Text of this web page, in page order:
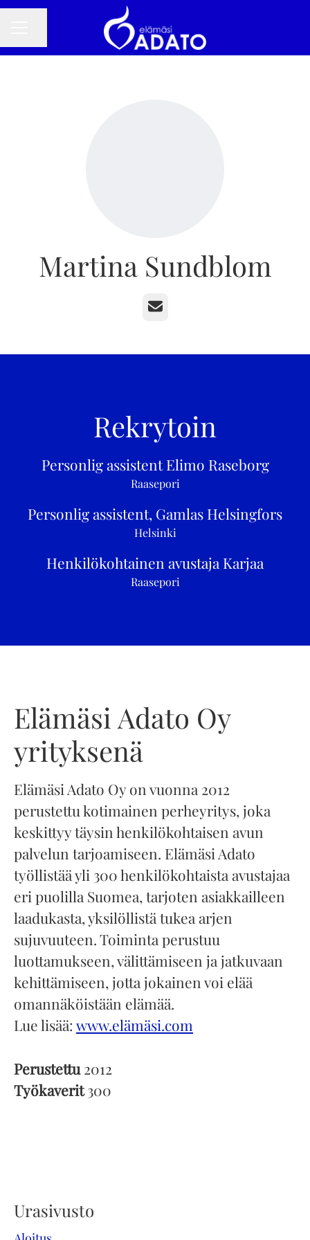
Martina Sundblom
Sähköposti
Rekrytoin
Personlig assistent Elimo Raseborg
Raasepori
Personlig assistent, Gamlas Helsingfors
Helsinki
Henkilökohtainen avustaja Karjaa
Raasepori
Elämäsi Adato Oy
yrityksenä
Elämäsi Adato Oy on vuonna 2012
perustettu kotimainen perheyritys, joka
keskittyy täysin henkilökohtaisen avun
palvelun tarjoamiseen. Elämäsi Adato
työllistää yli 300 henkilökohtaista avustajaa
eri puolilla Suomea, tarjoten asiakkailleen
laadukasta, yksilöllistä tukea arjen
sujuvuuteen. Toiminta perustuu
luottamukseen, välittämiseen ja jatkuvaan
kehittämiseen, jotta jokainen voi elää
omannäköistään elämää.
Lue lisää: www.elämäsi.com
Perustettu2012
Työkaverit300
Urasivusto